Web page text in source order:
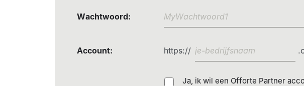
Wachtwoord:
Account: https://
Ja, ik wil een Offorte Partner